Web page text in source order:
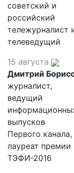
советский и
российский
тележурналист
телеведущий
15 августа
Дмитрий
журналист,
ведущий
выпусков
Первого канала,
лауреат премии
ТЭФИ-2016